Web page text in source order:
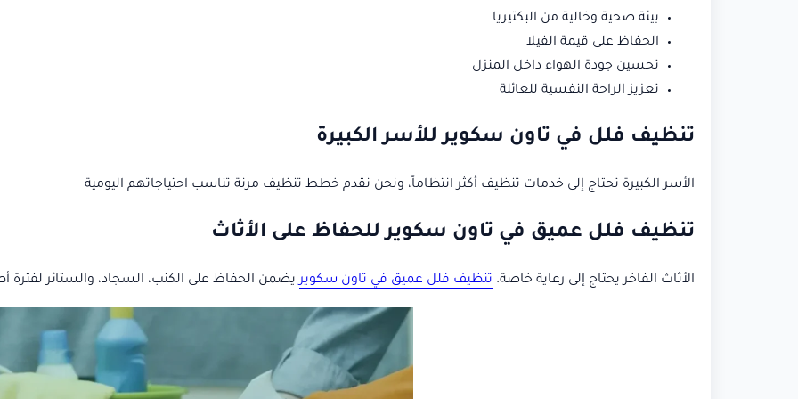
بيئة صحية وخالية من البكتيريا
الحفاظ على قيمة الفيلا
تحسين جودة الهواء داخل المنزل
تعزيز الراحة النفسية للعائلة
تنظيف فلل في تاون سكوير للأسر الكبيرة
الأسر الكبيرة تحتاج إلى خدمات تنظيف أكثر انتظاماً، ونحن نقدم خطط تنظيف مرنة تناسب احتياجاتهم اليومية
تنظيف فلل عميق في تاون سكوير للحفاظ على الأثاث
الأثاث الفاخر يحتاج إلى رعاية خاصة. تنظيف فلل عميق في تاون سكويريضمن الحفاظ على الكنب، السجاد، والستائر لفترة